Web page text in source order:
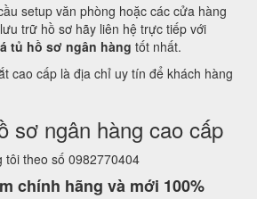
setup văn phòng hoặc các cửa hàng
trữ hồ sơ hãy liên hệ trực tiếp với
tủ hồ sơ ngân hàng tốt nhất.
cao cấp là địa chỉ uy tín để khách hàng
sơ ngân hàng cao cấp
tôi theo số 0982770404
chính hãng và mới 100%